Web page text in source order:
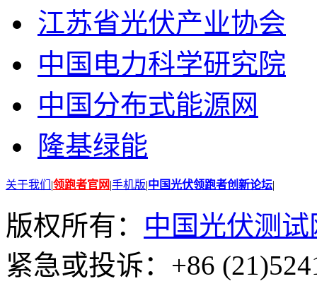
江苏省光伏产业协会
中国电力科学研究院
中国分布式能源网
隆基绿能
关于我们 |领跑者官网|手机版|中国光伏领跑者创新论坛|
版权所有： 中国光伏测试
紧急或投诉：+86